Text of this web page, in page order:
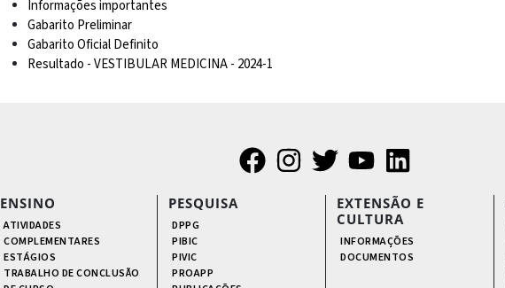
Informações importantes
Gabarito Preliminar
Gabarito Oficial Definito
Resultado - VESTIBULAR MEDICINA - 2024-1
ENSINO
ATIVIDADES
COMPLEMENTARES
ESTÁGIOS
TRABALHO DE CONCLUSÃO
PESQUISA
DPPG
PIBIC
PIVIC
PROAPP
EXTENSÃO E
CULTURA
INFORMAÇÕES
DOCUMENTOS